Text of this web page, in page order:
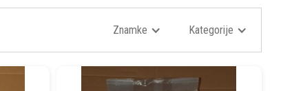
Znamke Kategorije